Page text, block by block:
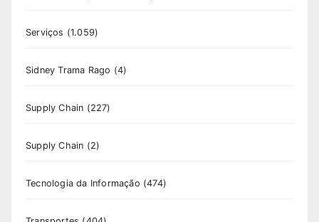
Serviços (1.059)
Sidney Trama Rago (4)
Supply Chain (227)
Supply Chain (2)
Tecnologia da Informação (474)